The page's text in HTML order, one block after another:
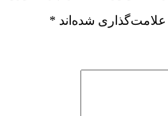
شده‌اند *